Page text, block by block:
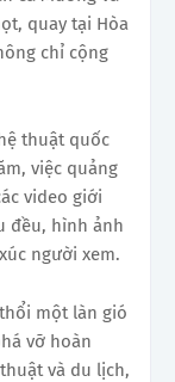
quay tại Hòa
chỉ cộng
thuật quốc
việc quảng
video giới
đều, hình ảnh
người xem.
một làn gió
vỡ hoàn
và du lịch,